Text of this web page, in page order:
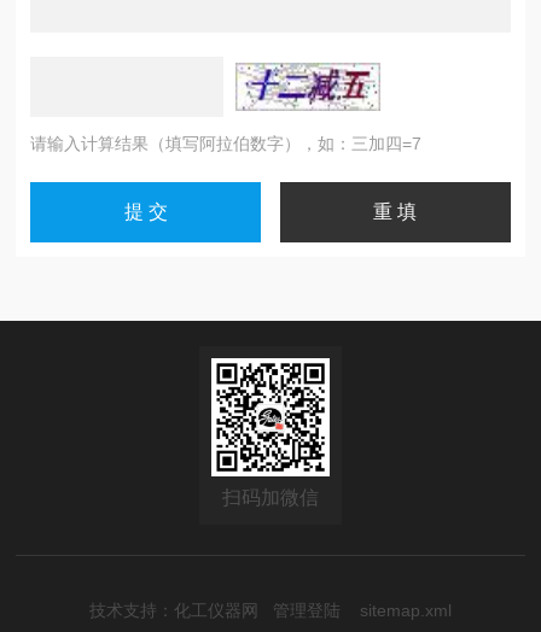
请输入计算结果（填写阿拉伯数字），如：三加四=7
扫码加微信
技术支持： 化工仪器网 管理登陆 sitemap.xml